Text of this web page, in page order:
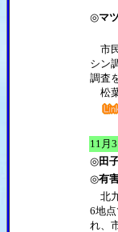
◎マ
市
シン
調査
松
11月
◎田
◎有
北
6地
れ、